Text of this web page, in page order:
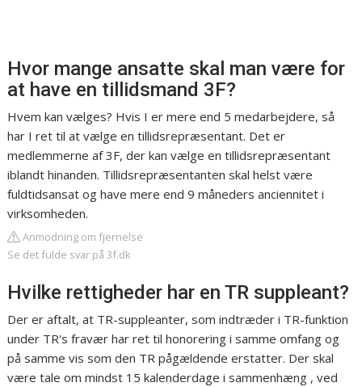
Hvor mange ansatte skal man være for
at have en tillidsmand 3F?
Hvem kan vælges? Hvis I er mere end 5 medarbejdere, så
har I ret til at vælge en tillidsrepræsentant. Det er
medlemmerne af 3F, der kan vælge en tillidsrepræsentant
iblandt hinanden. Tillidsrepræsentanten skal helst være
fuldtidsansat og have mere end 9 måneders anciennitet i
virksomheden.
Anmodning om fjernelse
Se det fulde svar på 3f.dk
Hvilke rettigheder har en TR suppleant?
Der er aftalt, at TR-suppleanter, som indtræder i TR-funktion
under TR's fravær har ret til honorering i samme omfang og
på samme vis som den TR pågældende erstatter. Der skal
være tale om mindst 15 kalenderdage i sammenhæng , ved